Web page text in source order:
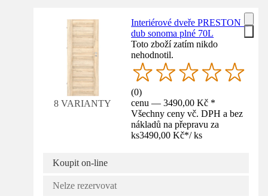
8 VARIANTY
Interiérové dveře PRESTON 1
dub sonoma plné 70L
Toto zboží zatím nikdo
nehodnotil.
(0)
cenu — 3490,00 Kč *
Všechny ceny vč. DPH a bez
nákladů na přepravu za
ks3490,00 Kč*/ ks
Koupit on-line
Nelze rezervovat